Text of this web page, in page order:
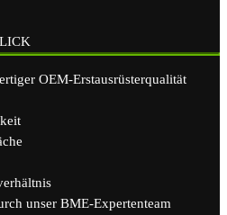
OEM-Erstausrüsterqualität
unser BME-Expertenteam